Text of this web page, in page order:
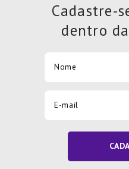
Cadastre-
dentro